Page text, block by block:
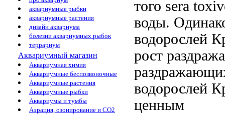
аквариумные рыбки
аквариумные растения
дизайн аквариума
болезни аквариумных рыбок
террариум
Аквариумный магазин
Аквариумная химия
Аквариумные беспозвоночные
Аквариумные растения
Аквариумные рыбки
Аквариумы и тумбы
Аэрация, озонирование и CO2
того sera
воды.
водорослей
рост
водорослей
ценным